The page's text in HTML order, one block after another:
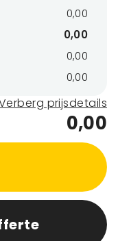
0,00
0,00
0,00
0,00
prijsdetails
0,00